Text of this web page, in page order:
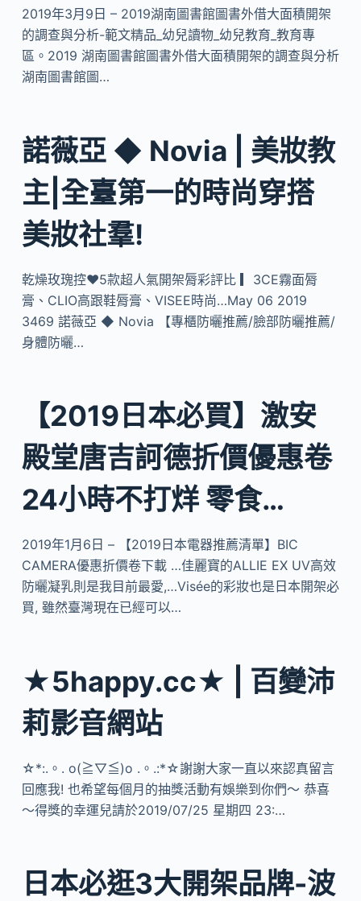
2019年3月9日 – 2019湖南圖書館圖書外借大面積開架
的調查與分析-範文精品_幼兒讀物_幼兒教育_教育專
區。2019 湖南圖書館圖書外借大面積開架的調查與分析
湖南圖書館圖…
諾薇亞 ◆ Novia | 美妝教
主|全臺第一的時尚穿搭
美妝社羣!
乾燥玫瑰控♥5款超人氣開架脣彩評比 ▎3CE霧面脣
膏、CLIO高跟鞋脣膏、VISEE時尚…May 06 2019
3469 諾薇亞 ◆ Novia 【專櫃防曬推薦/臉部防曬推薦/
身體防曬…
【2019日本必買】激安
殿堂唐吉訶德折價優惠卷
24小時不打烊 零食…
2019年1月6日 – 【2019日本電器推薦清單】BIC
CAMERA優惠折價卷下載 …佳麗寶的ALLIE EX UV高效
防曬凝乳則是我目前最愛,…Visée的彩妝也是日本開架必
買, 雖然臺灣現在已經可以…
★5happy.cc★ | 百變沛
莉影音網站
☆*:.。. o(≧▽≦)o .。.:*☆謝謝大家一直以來認真留言
回應我! 也希望每個月的抽獎活動有娛樂到你們～ 恭喜
～得獎的幸運兒請於2019/07/25 星期四 23:…
日本必逛3大開架品牌-波